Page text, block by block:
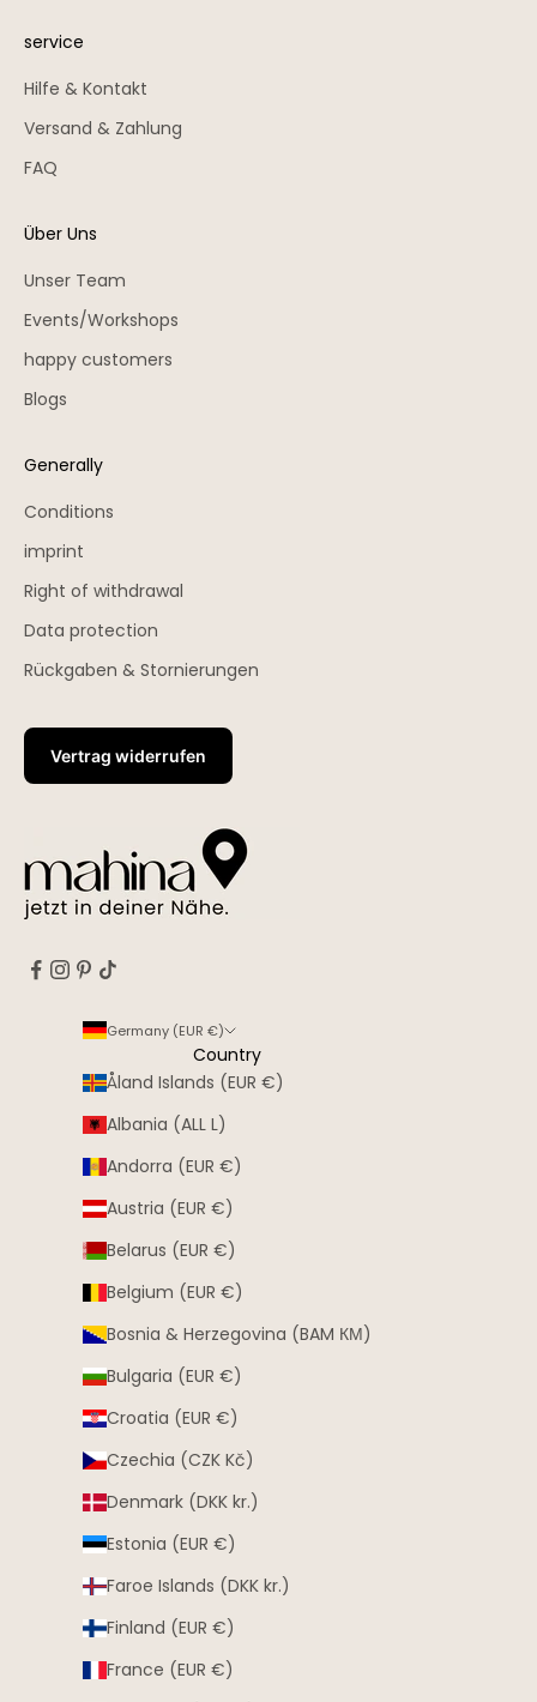
service
Hilfe & Kontakt
Versand & Zahlung
FAQ
Über Uns
Unser Team
Events/Workshops
happy customers
Blogs
Generally
Conditions
imprint
Right of withdrawal
Data protection
Rückgaben & Stornierungen
Vertrag widerrufen
Germany (EUR €)
Country
Åland Islands (EUR €)
Albania (ALL L)
Andorra (EUR €)
Austria (EUR €)
Belarus (EUR €)
Belgium (EUR €)
Bosnia & Herzegovina (BAM КМ)
Bulgaria (EUR €)
Croatia (EUR €)
Czechia (CZK Kč)
Denmark (DKK kr.)
Estonia (EUR €)
Faroe Islands (DKK kr.)
Finland (EUR €)
France (EUR €)